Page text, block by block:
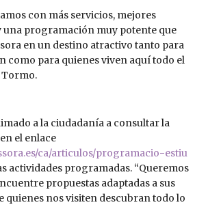
con más servicios, mejores
programación muy potente que
en un destino atractivo tanto para
como para quienes viven aquí todo el
Tormo.
a la ciudadanía a consultar la
el enlace
ca/articulos/programacio-estiu
actividades programadas. “Queremos
propuestas adaptadas a sus
quienes nos visiten descubran todo lo